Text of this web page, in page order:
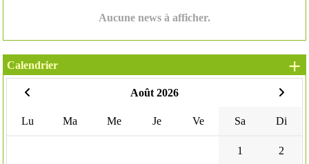
Aucune news à afficher.
Calendrier
Août 2026
Lu Ma Me Je Ve Sa Di
1 2
+